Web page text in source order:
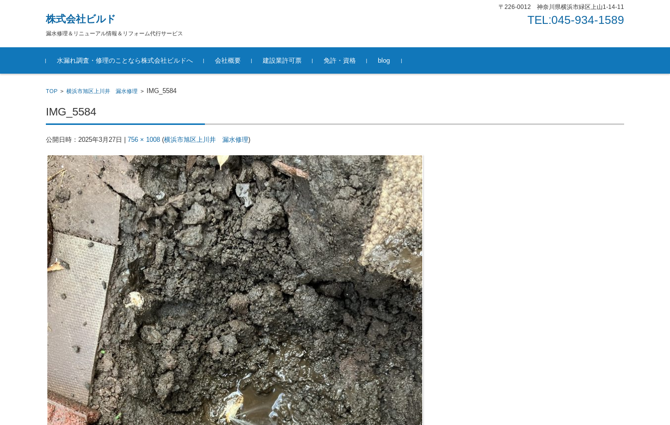
株式会社ビルド
漏水修理＆リニューアル情報＆リフォーム代行サービス
〒226-0012 神奈川県横浜市緑区上山1-14-11
TEL:045-934-1589
コンテンツに移動
水漏れ調査・修理のことなら株式会社ビルドへ
会社概要 建設業許可票 免許・資格 blog
TOP > 横浜市旭区上川井 漏水修理 > IMG_5584
IMG_5584
公開日時： 2025年3月27日 756 × 1008 (横浜市旭区上川井 漏水修理)